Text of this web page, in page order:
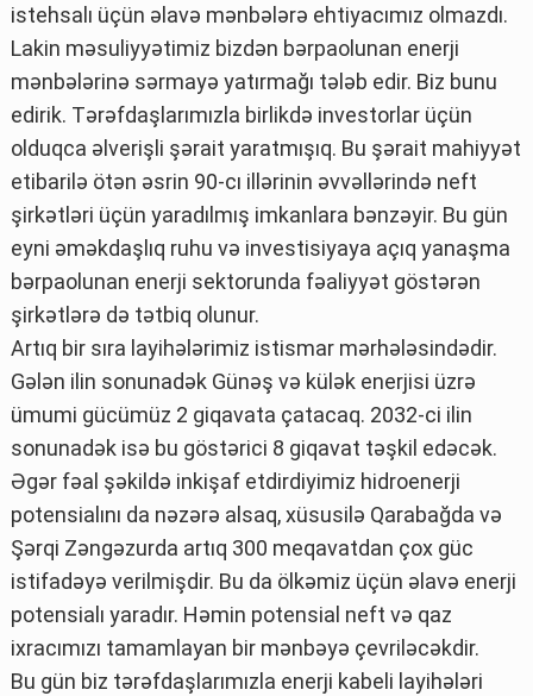
istehsalı üçün əlavə mənbələrə ehtiyacımız olmazdı.
Lakin məsuliyyətimiz bizdən bərpaolunan enerji
mənbələrinə sərmayə yatırmağı tələb edir. Biz bunu
edirik. Tərəfdaşlarımızla birlikdə investorlar üçün
olduqca əlverişli şərait yaratmışıq. Bu şərait mahiyyət
etibarilə ötən əsrin 90-cı illərinin əvvəllərində neft
şirkətləri üçün yaradılmış imkanlara bənzəyir. Bu gün
eyni əməkdaşlıq ruhu və investisiyaya açıq yanaşma
bərpaolunan enerji sektorunda fəaliyyət göstərən
şirkətlərə də tətbiq olunur.
Artıq bir sıra layihələrimiz istismar mərhələsindədir.
Gələn ilin sonunadək Günəş və külək enerjisi üzrə
ümumi gücümüz 2 giqavata çatacaq. 2032-ci ilin
sonunadək isə bu göstərici 8 giqavat təşkil edəcək.
Əgər fəal şəkildə inkişaf etdirdiyimiz hidroenerji
potensialını da nəzərə alsaq, xüsusilə Qarabağda və
Şərqi Zəngəzurda artıq 300 meqavatdan çox güc
istifadəyə verilmişdir. Bu da ölkəmiz üçün əlavə enerji
potensialı yaradır. Həmin potensial neft və qaz
ixracımızı tamamlayan bir mənbəyə çevriləcəkdir.
Bu gün biz tərəfdaşlarımızla enerji kabeli layihələri